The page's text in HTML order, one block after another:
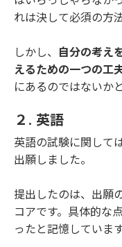
れは決して必須の方
しかし、 自分の考え
えるための一つの工
にあるのではないか
２. 英語
英語の試験に関して
出願しました。
提出したのは、出願
コアです。具体的な
ったと記憶しています